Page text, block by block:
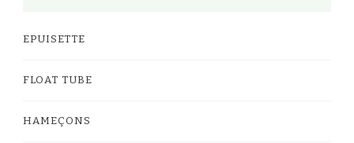
EPUISETTE
FLOAT TUBE
HAMEÇONS